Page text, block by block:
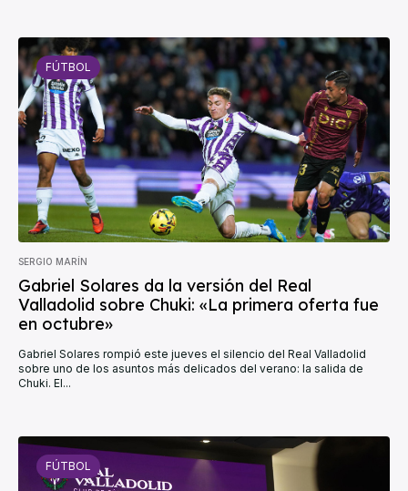
FÚTBOL
SERGIO MARÍN
Gabriel Solares da la versión del Real
Valladolid sobre Chuki: «La primera oferta fue
en octubre»
Gabriel Solares rompió este jueves el silencio del Real Valladolid
sobre uno de los asuntos más delicados del verano: la salida de
Chuki. El...
FÚTBOL